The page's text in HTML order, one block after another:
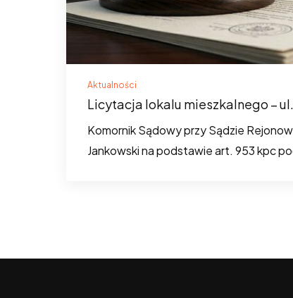
Aktualności
Licytacja lokalu mieszkalnego –
Komornik Sądowy przy Sądzie
Jankowski na podstawie art. 953 kpc